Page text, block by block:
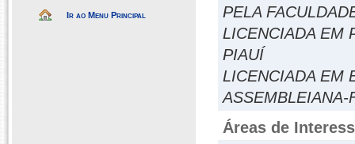
Ir ao Menu Principal
PELA
LICENCIADA EM
PIAUÍ
LICENCIADA EM
ASSEMBLEIANA-
Áreas de